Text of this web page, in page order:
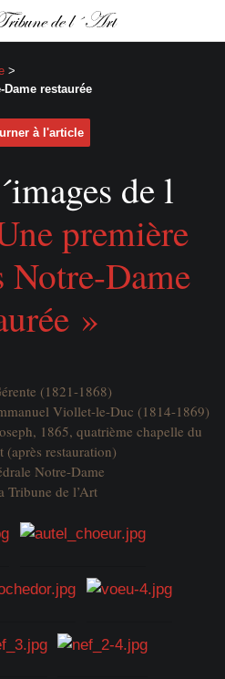
>
restaurée
à l'article
de l
première
Notre-Dame
»
(1821-1868)
Viollet-le-Duc (1814-1869)
1865, quatrième chapelle du
(après restauration)
Notre-Dame
Tribune de l’Art